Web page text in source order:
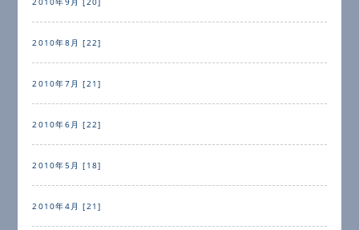
2010年8月 [22]
2010年7月 [21]
2010年6月 [22]
2010年5月 [18]
2010年4月 [21]